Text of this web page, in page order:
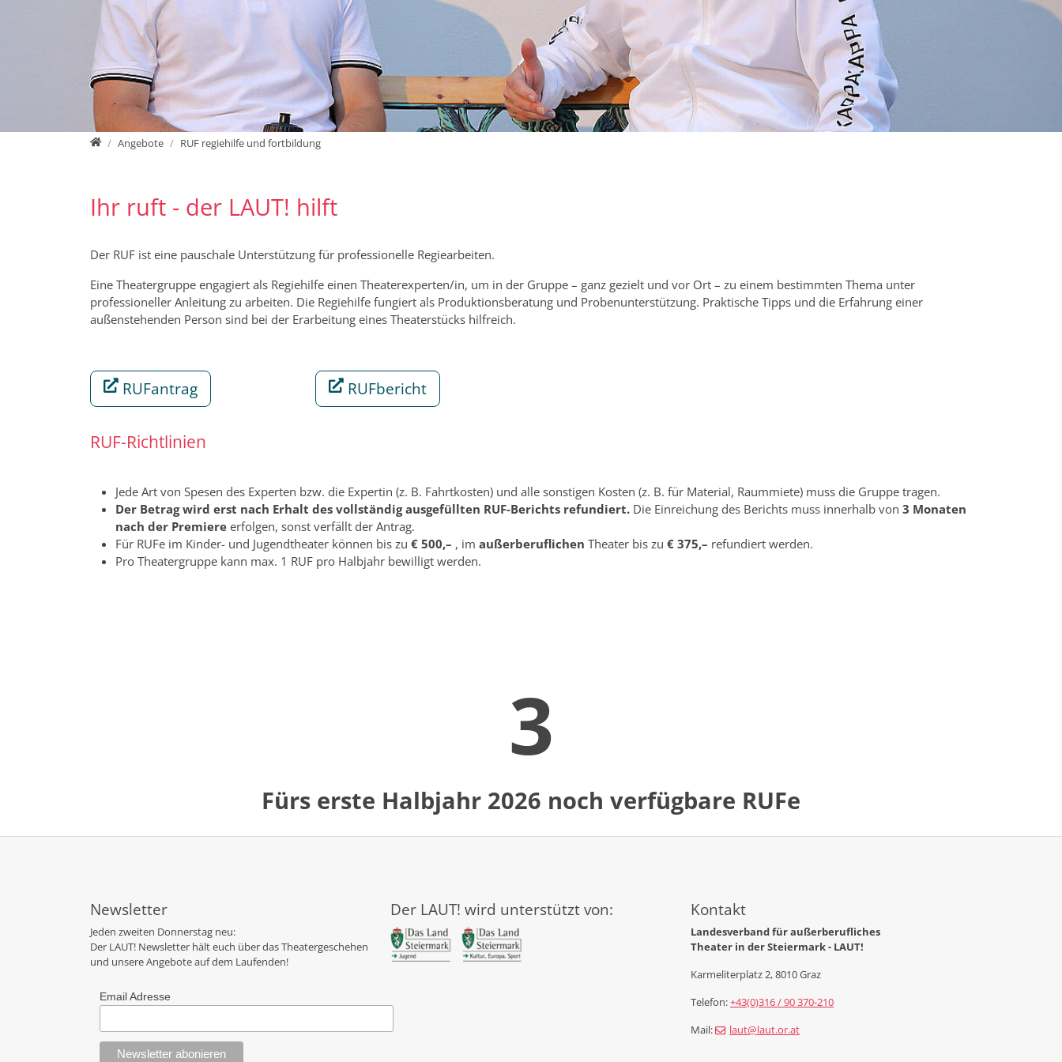
HomeAngebote RUF regiehilfe und fortbildung
Ihr ruft - der LAUT! hilft
Der RUF ist eine pauschale Unterstützung für professionelle Regiearbeiten.
Eine Theatergruppe engagiert als Regiehilfe einen Theaterexperten/in, um in der Gruppe – ganz gezielt und vor Ort – zu einem bestimmten Thema unter
professioneller Anleitung zu arbeiten. Die Regiehilfe fungiert als Produktionsberatung und Probenunterstützung. Praktische Tipps und die Erfahrung einer
außenstehenden Person sind bei der Erarbeitung eines Theaterstücks hilfreich.
RUFantrag RUFbericht
RUF-Richtlinien
Jede Art von Spesen des Experten bzw. die Expertin (z. B. Fahrtkosten) und alle sonstigen Kosten (z. B. für Material, Raummiete) muss die Gruppe tragen.
Der Betrag wird erst nach Erhalt des vollständig ausgefüllten RUF-Berichts refundiert. Die Einreichung des Berichts muss innerhalb von 3 Monaten
nach der Premiere erfolgen, sonst verfällt der Antrag.
Für RUFe im Kinder- und Jugendtheater können bis zu € 500,– , im außerberuflichen Theater bis zu € 375,– refundiert werden.
Pro Theatergruppe kann max. 1 RUF pro Halbjahr bewilligt werden.
4
Fürs erste Halbjahr 2026 noch verfügbare RUFe
Newsletter
Jeden zweiten Donnerstag neu:
Der LAUT! Newsletter hält euch über das Theatergeschehen
und unsere Angebote auf dem Laufenden!
Email Adresse
Der LAUT! wird unterstützt von: Kontakt
Landesverband für außerberufliches
Theater in der Steiermark - LAUT!
Karmeliterplatz 2, 8010 Graz
Telefon:+43(0)316 / 90 370-210
Mail:
laut@laut.or.at